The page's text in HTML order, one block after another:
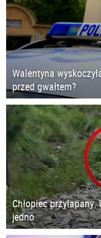
Walentyna
przed gwałtem?
Chłopiec
jedno